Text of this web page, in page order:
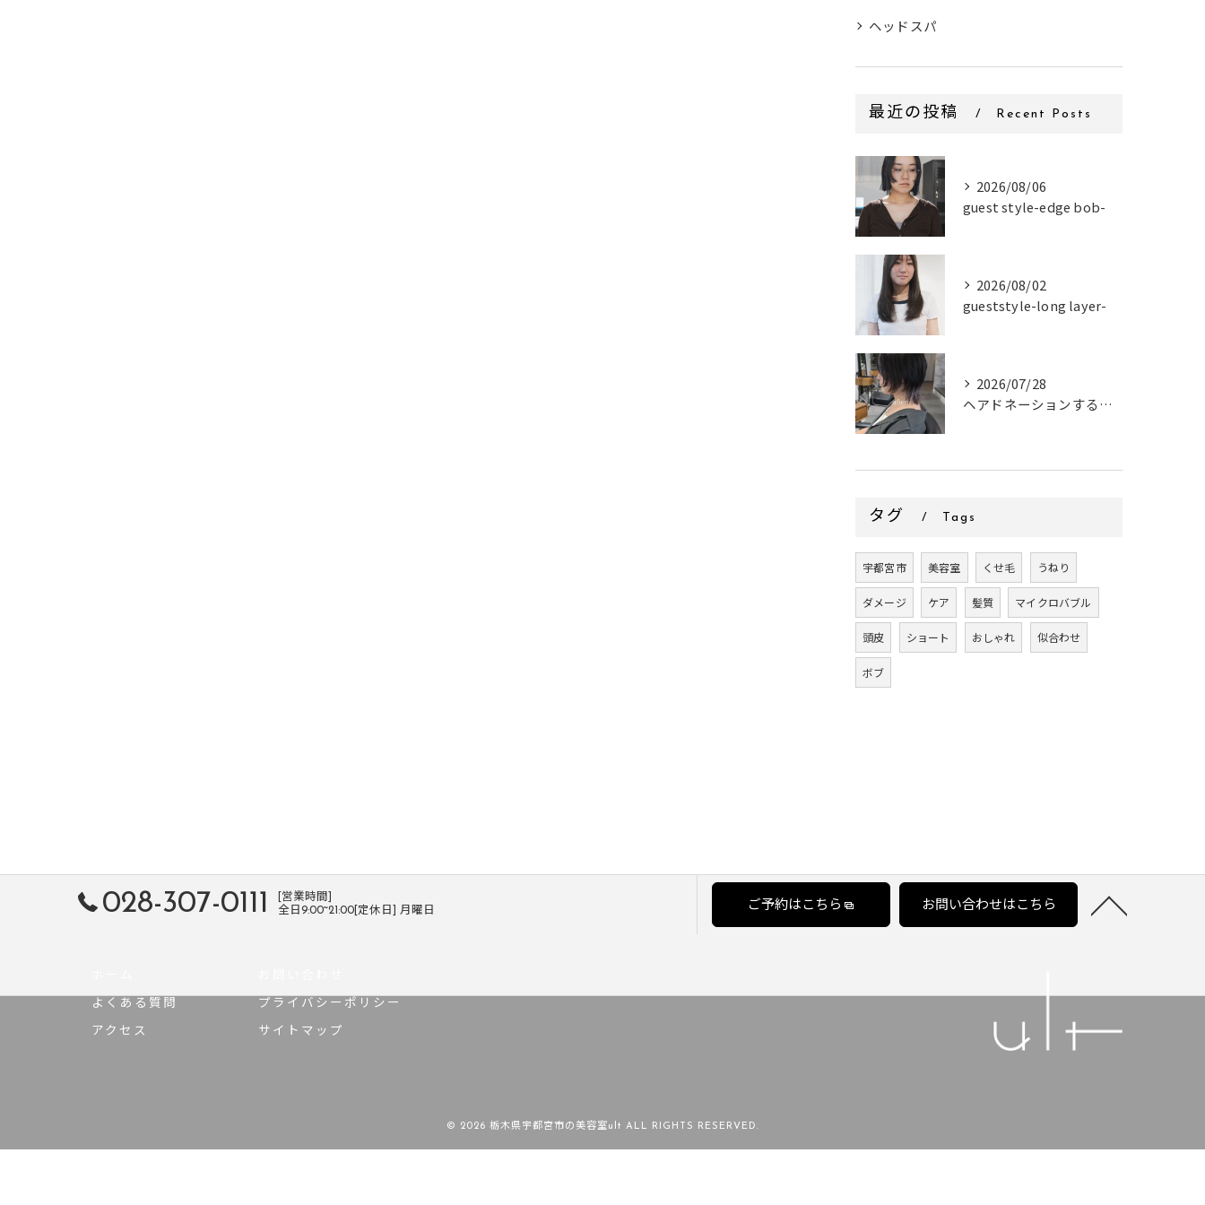
ヘッドスパ
最近の投稿 Recent Posts
2026/08/06
guest style-edge bob-
2026/08/02
gueststyle-long layer-
2026/07/28
ヘアドネーションするお客様✂
タグ Tags
宇都宮市 美容室 くせ毛 うねり
ダメージ ケア 髪質 マイクロバブル
頭皮 ショート おしゃれ 似合わせ
ボブ
028-307-0111
[営業時間]
全日9:00~21:00[定休日] 月曜日
ご予約はこちら お問い合わせはこちら
よくある質問
アクセス
プライバシーポリシー
サイトマップ
© 2026 栃木県宇都宮市の美容室ult ALL RIGHTS RESERVED.